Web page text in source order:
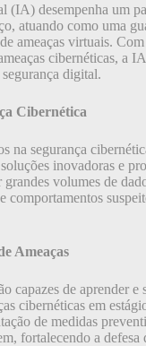
(IA) desempenha um
atuando como uma
ameaças virtuais.
cibernéticas, a
digital.
Cibernética
na segurança
inovadoras e
grandes volumes de
comportamentos
Ameaças
capazes de aprender e
cibernéticas em
de medidas
fortalecendo a defesa